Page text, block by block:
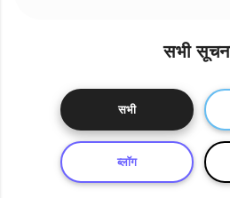
सभी
सभी
ब्लॉग